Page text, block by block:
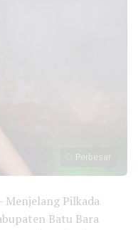
Perbesar
Menjelang Pilkada
Batu Bara